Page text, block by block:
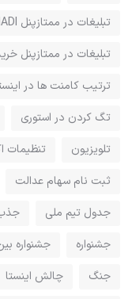
تبلیغات در ممتازپنل ALI AHMADI ⃝⃘ -
تبلیغات در ممتازپنل
ترتیب کامنت ها در
تگ کردن در استوری
تلویزیون
تنظیمات
ثبت نام سهام عدالت
جدول تیم ملی
جذب
جشنواره
جشنواره
جنگ
چالش اینستا